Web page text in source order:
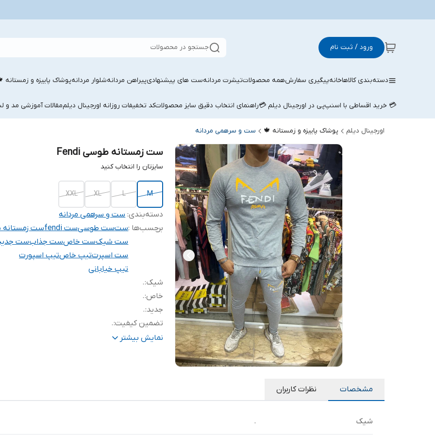
ورود / ثبت نام جستجو در محصولات
دسته‌بندی کالاهاخانهپیگیری سفارشهمه محصولاتتیشرت مردانهست های پیشنهادیپیراهن مردانهشلوار مردانهپوشاک پاییزه و زمستانه
💳 خرید اقساطی با اسنپ‌پی در اورجینال دیلم 💳راهنمای انتخاب دقیق سایز محصولاتکد تخفیفات روزانه اورجینال دیلممقالات آموزشی مد و
اورجینال دیلم پوشاک پاییزه و زمستانه 🍁 ست و سرهمی مردانه
ست زمستانه طوسی Fendi
سایزتان را انتخاب کنید
M
L
XL
XXL
دسته‌بندی:ست و سرهمی مردانه
برچسب‌ها :ستست طوسیست fendi
ست
ست شیکست خاصست جذابست
ست اسپرتتیپ خاصتیپ اسپورت
تیپ خیابانی
شیک:
.
خاص:
.
جدید:
.
تضمین کیفیت:
.
پاییزه:
.
نمایش بیشتر
مشخصات نظرات کاربران
شیک .